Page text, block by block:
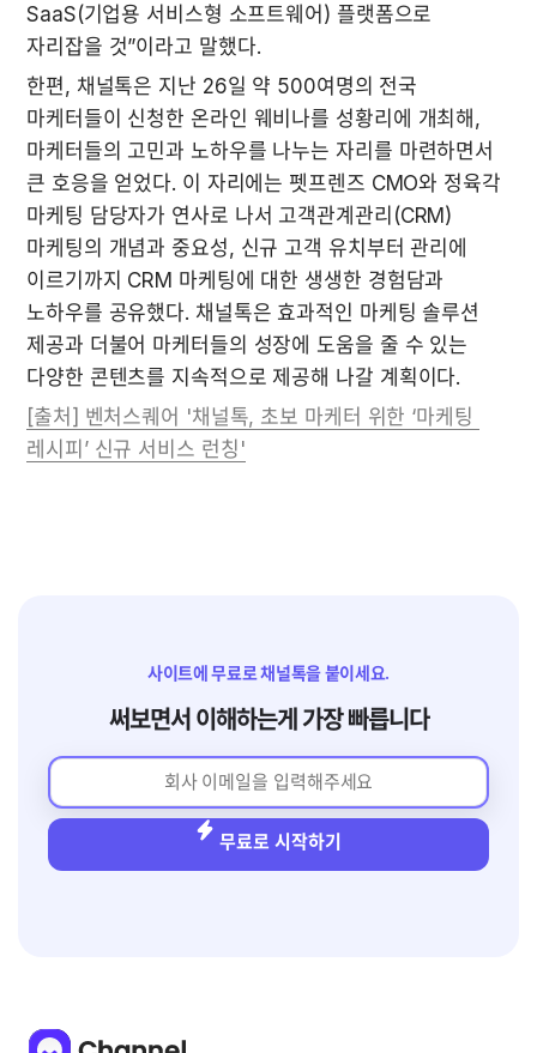
SaaS(기업용 서비스형 소프트웨어) 플랫폼으로
자리잡을 것”이라고 말했다.
한편, 채널톡은 지난 26일 약 500여명의 전국
마케터들이 신청한 온라인 웨비나를 성황리에 개최해,
마케터들의 고민과 노하우를 나누는 자리를 마련하면서
큰 호응을 얻었다. 이 자리에는 펫프렌즈 CMO와 정육각
마케팅 담당자가 연사로 나서 고객관계관리(CRM)
마케팅의 개념과 중요성, 신규 고객 유치부터 관리에
이르기까지 CRM 마케팅에 대한 생생한 경험담과
노하우를 공유했다. 채널톡은 효과적인 마케팅 솔루션
제공과 더불어 마케터들의 성장에 도움을 줄 수 있는
다양한 콘텐츠를 지속적으로 제공해 나갈 계획이다.
[출처] 벤처스퀘어 '채널톡, 초보 마케터 위한 ‘마케팅
레시피’ 신규 서비스 런칭'
사이트에 무료로 채널톡을 붙이세요.
써보면서 이해하는게 가장 빠릅니다
무료로 시작하기